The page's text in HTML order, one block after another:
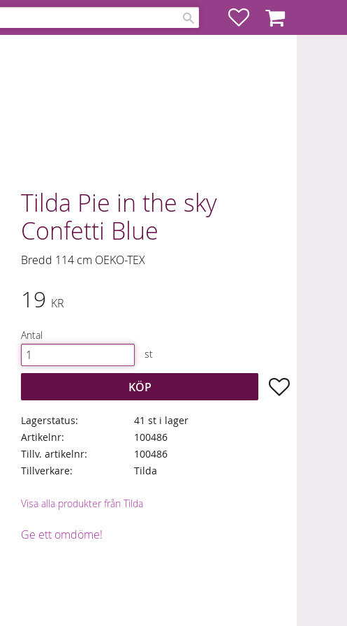
FavoriterKundvagn
Tilda Pie in the sky
Confetti Blue
Bredd 114 cm OEKO-TEX
19 KR
Antal
st
KÖP Lägg till i
Lagerstatus
41 st i lager
Artikelnr
100486
Tillv. artikelnr
100486
Tillverkare
Tilda
Visa alla produkter från Tilda
Ge ett omdöme!